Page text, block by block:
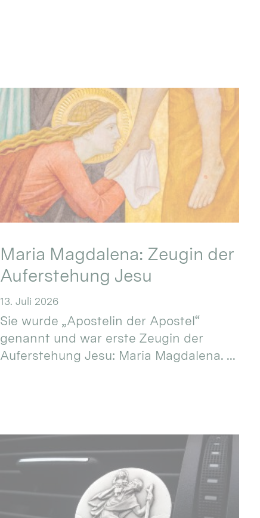
Maria Magdalena: Zeugin der
Auferstehung Jesu
13. Juli 2026
Sie wurde „Apostelin der Apostel“
genannt und war erste Zeugin der
Auferstehung Jesu: Maria Magdalena. ...